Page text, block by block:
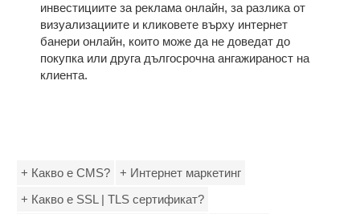
инвестициите за реклама онлайн, за разлика от
визуализациите и кликовете върху интернет
банери онлайн, които може да не доведат до
покупка или друга дългосрочна ангажираност на
клиента.
+ Какво е CMS?
+ Интернет маркетинг
+ Какво е SSL | TLS сертификат?